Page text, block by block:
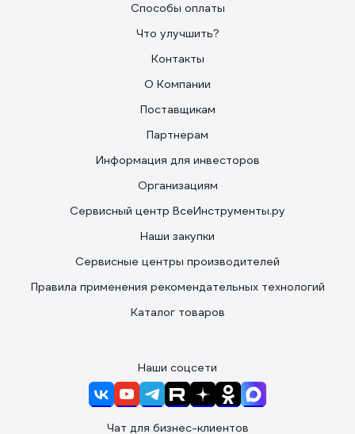
Способы оплаты
Что улучшить?
Контакты
О Компании
Поставщикам
Партнерам
Информация для инвесторов
Организациям
Сервисный центр ВсеИнструменты.ру
Наши закупки
Сервисные центры производителей
Правила применения рекомендательных технологий
Каталог товаров
Наши соцсети
Чат для бизнес-клиентов